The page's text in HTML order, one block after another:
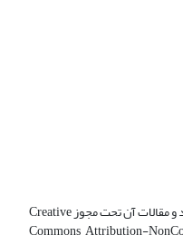
این نشریه با دسترسی آزاد منتشر می‌شود و مقالات آن تحت مجوز Creative
Commons Attribution-